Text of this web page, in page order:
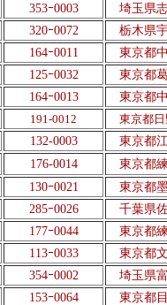
353ｰ0003 埼玉県
320ｰ0072 栃木県
164ｰ0011 東京都
125ｰ0032 東京都
164ｰ0013 東京都
191-0012 東京都
132-0003 東京都
176-0014 東京都
130ｰ0021 東京都
285ｰ0026 千葉県
177ｰ0044 東京都
113ｰ0033 東京都
354ｰ0002 埼玉県
153ｰ0064 東京都